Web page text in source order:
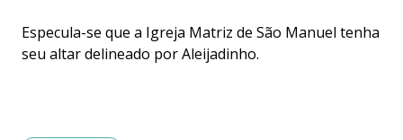
Especula-se que a Igreja Matriz de São Manuel tenha
seu altar delineado por Aleijadinho.